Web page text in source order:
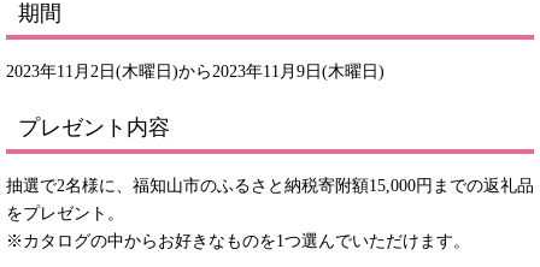
期間
2023年11月2日(木曜日)から2023年11月9日(木曜日)
プレゼント内容
抽選で2名様に、福知山市のふるさと納税寄附額15,000円までの返礼品
をプレゼント。
※カタログの中からお好きなものを1つ選んでいただけます。